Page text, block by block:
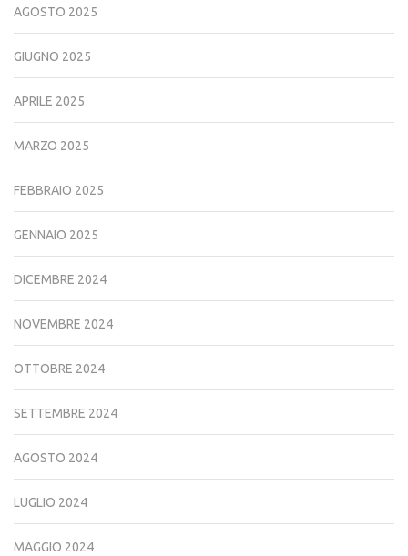
AGOSTO 2025
GIUGNO 2025
APRILE 2025
MARZO 2025
FEBBRAIO 2025
GENNAIO 2025
DICEMBRE 2024
NOVEMBRE 2024
OTTOBRE 2024
SETTEMBRE 2024
AGOSTO 2024
LUGLIO 2024
MAGGIO 2024